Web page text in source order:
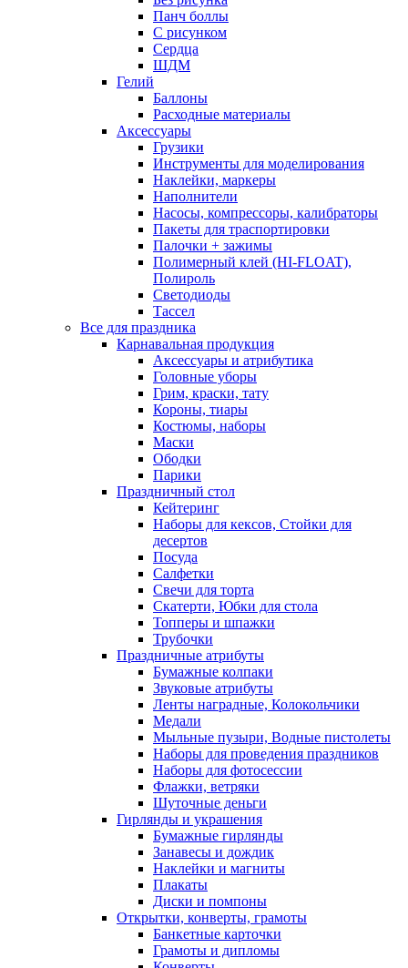
Панч боллы
С рисунком
Сердца
ШДМ
Гелий
Баллоны
Расходные материалы
Аксессуары
Грузики
Инструменты для моделирования
Наклейки, маркеры
Наполнители
Насосы, компрессоры, калибраторы
Пакеты для траспортировки
Палочки + зажимы
Полимерный клей (HI-FLOAT),
Полироль
Светодиоды
Тассел
Все для праздника
Карнавальная продукция
Аксессуары и атрибутика
Головные уборы
Грим, краски, тату
Короны, тиары
Костюмы, наборы
Маски
Ободки
Парики
Праздничный стол
Кейтеринг
Наборы для кексов, Стойки для
десертов
Посуда
Салфетки
Свечи для торта
Скатерти, Юбки для стола
Топперы и шпажки
Трубочки
Праздничные атрибуты
Бумажные колпаки
Звуковые атрибуты
Ленты наградные, Колокольчики
Медали
Мыльные пузыри, Водные пистолеты
Наборы для проведения праздников
Наборы для фотосессии
Флажки, ветряки
Шуточные деньги
Гирлянды и украшения
Бумажные гирлянды
Занавесы и дождик
Наклейки и магниты
Плакаты
Диски и помпоны
Открытки, конверты, грамоты
Банкетные карточки
Грамоты и дипломы